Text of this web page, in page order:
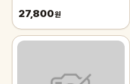
27,800원